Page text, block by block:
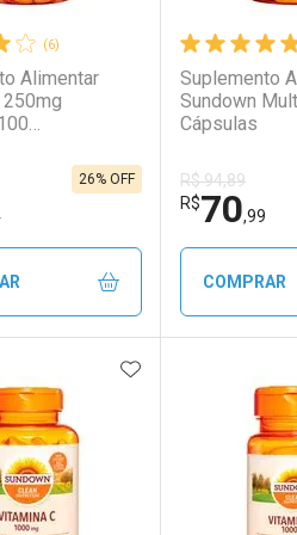
(6)
Alimentar
26% OFF
Suplemento
Sundown
Cápsulas
R$ 94,89
R$70,99
COMPRAR
Por
FAVORITOSADICIONAR AOS